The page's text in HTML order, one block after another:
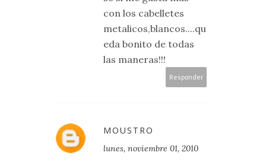
con los cabelletes
metalicos,blancos....qu
eda bonito de todas
las maneras!!!
Responder
MOUSTRO
lunes, noviembre 01, 2010